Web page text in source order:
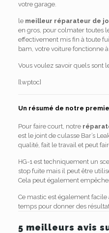
votre garage.
le meilleur réparateur de
en gros, pour colmater toutes
effectivement mis fin à toute
bam, votre voiture fonctionne
Vous voulez savoir quels sont
[lwptoc]
Un résumé de notre
Pour faire court, notre
est le joint de culasse Bar’s
qualité, fait le travail et peut
HG-1 est techniquement un
stop fuite mais il peut être
Cela peut également
Ce mastic est également
temps pour donner des
5 meilleurs avis